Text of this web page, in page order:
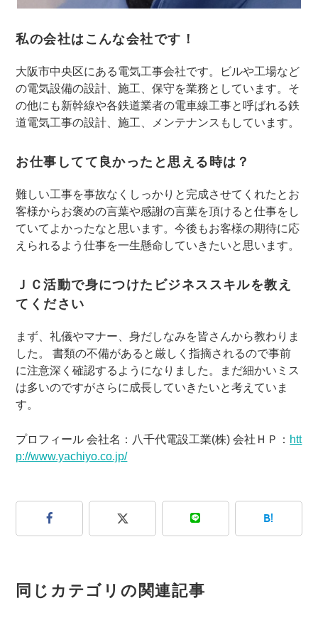
私の会社はこんな会社です！
大阪市中央区にある電気工事会社です。ビルや工場など
の電気設備の設計、施工、保守を業務としています。そ
の他にも新幹線や各鉄道業者の電車線工事と呼ばれる鉄
道電気工事の設計、施工、メンテナンスもしています。
お仕事してて良かったと思える時は？
難しい工事を事故なくしっかりと完成させてくれたとお
客様からお褒めの言葉や感謝の言葉を頂けると仕事をし
ていてよかったなと思います。今後もお客様の期待に応
えられるよう仕事を一生懸命していきたいと思います。
ＪＣ活動で身につけたビジネススキルを教え
てください
まず、礼儀やマナー、身だしなみを皆さんから教わりま
した。 書類の不備があると厳しく指摘されるので事前
に注意深く確認するようになりました。まだ細かいミス
は多いのですがさらに成長していきたいと考えていま
す。
プロフィール 会社名：八千代電設工業(株) 会社ＨＰ： htt
p://www.yachiyo.co.jp/
B!
同じカテゴリの関連記事